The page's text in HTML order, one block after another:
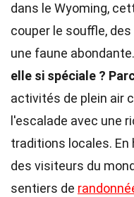
dans le Wyoming,
couper le souffle,
une faune abondante.
elle si spéciale ?
activités de plein air
l'escalade avec une
traditions locales.
des visiteurs du
sentiers de